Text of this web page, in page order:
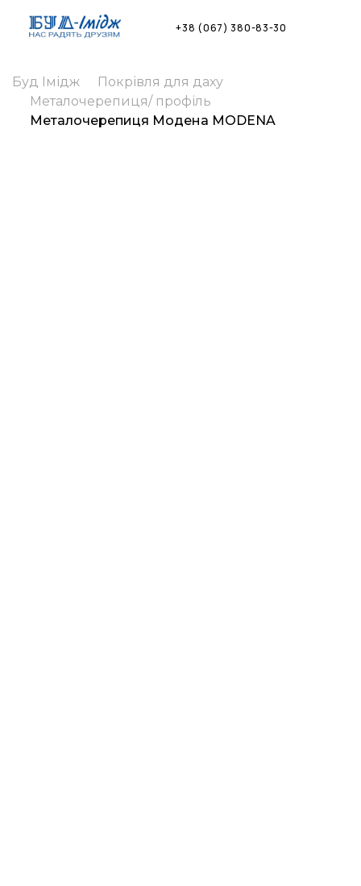
to
+38 (067) 380-83-30
Буд Імідж
Покрівля для даху
Металочерепиця/ профіль
Металочерепиця Модена MODENA